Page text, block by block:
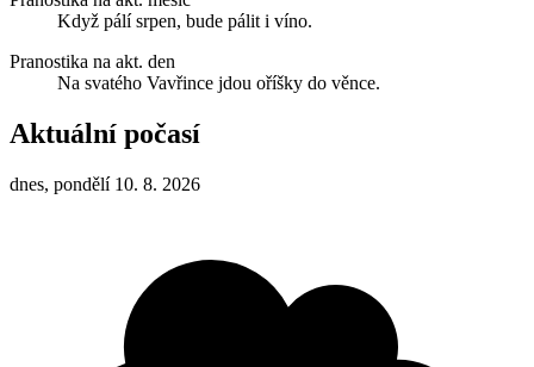
Když pálí srpen, bude pálit i víno.
Pranostika na akt. den
Na svatého Vavřince jdou oříšky do věnce.
Aktuální počasí
dnes, pondělí 10. 8. 2026